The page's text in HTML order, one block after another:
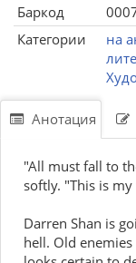
Баркод
Категории
на
Анотация
"All must fall to
softly. "This is
Darren Shan is
hell. Old